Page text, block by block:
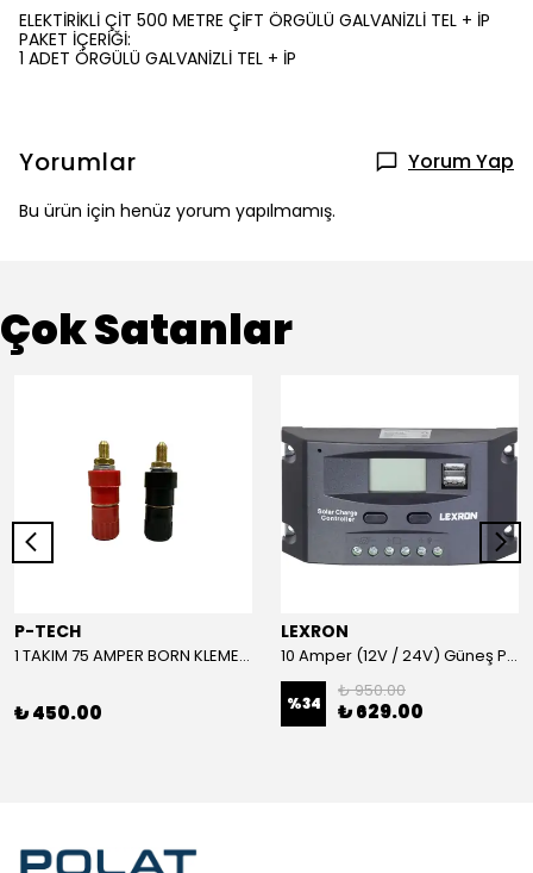
ELEKTİRİKLİ ÇİT 500 METRE ÇİFT ÖRGÜLÜ GALVANİZLİ TEL + İP
PAKET İÇERİĞİ:
1 ADET ÖRGÜLÜ GALVANİZLİ TEL + İP
Yorumlar Yorum Yap
Bu ürün için henüz yorum yapılmamış.
Çok Satanlar
P-TECH
1 TAKIM 75 AMPER BORN KLEMENS (KIRMIZI-SİYAH)
₺ 450.00
LEXRON
10 Amper (12V / 24V) Güneş Paneli Şarj Kontrol Cihazı
%34
₺ 950.00
₺ 629.00